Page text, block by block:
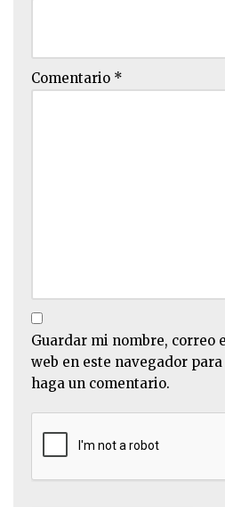
Comentario *
Guardar mi nombre, correo
web en este navegador
haga un comentario.